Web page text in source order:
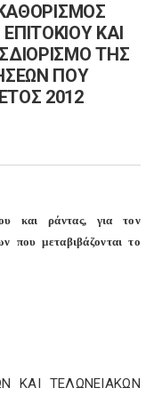
ΚΑΙ
ΤΗΣ
ΠΟΥ
2012
και ράντας, για τον
που μεταβιβάζονται το
ΚΑΙ ΤΕΛΩΝΕΙΑΚΩΝ